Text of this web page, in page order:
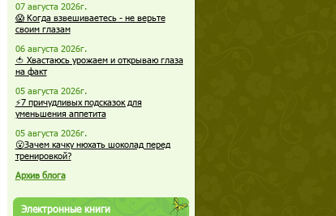
07 августа 2026г.
😱 Когда взвешиваетесь - не верьте
своим глазам
06 августа 2026г.
🍅 Хвастаюсь урожаем и открываю глаза
на факт
05 августа 2026г.
⚡7 причудливых подсказок для
уменьшения аппетита
05 августа 2026г.
😮Зачем качку нюхать шоколад перед
тренировкой?
Архив блога
Электронные книги